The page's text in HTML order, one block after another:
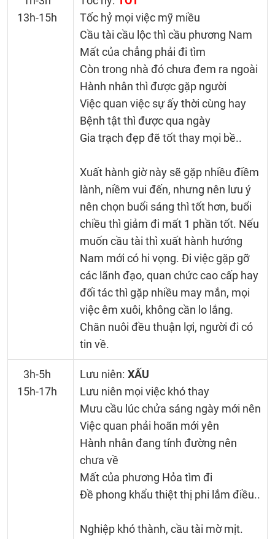
13h-15h
Tốc hỷ mọi việc mỹ miều
Cầu tài cầu lộc thì cầu phương Nam
Mất của chẳng phải đi tìm
Còn trong nhà đó chưa đem ra ngoài
Hành nhân thì được gặp người
Việc quan việc sự ấy thời cùng hay
Bệnh tật thì được qua ngày
Gia trạch đẹp đẽ tốt thay mọi bề..
Xuất hành giờ này sẽ gặp nhiều điềm
lành, niềm vui đến, nhưng nên lưu ý
nên chọn buổi sáng thì tốt hơn, buổi
chiều thì giảm đi mất 1 phần tốt. Nếu
muốn cầu tài thì xuất hành hướng
Nam mới có hi vọng. Đi việc gặp gỡ
các lãnh đạo, quan chức cao cấp hay
đối tác thì gặp nhiều may mắn, mọi
việc êm xuôi, không cần lo lắng.
Chăn nuôi đều thuận lợi, người đi có
tin về.
3h-5h
15h-17h
Lưu niên: XẤU
Lưu niên mọi việc khó thay
Mưu cầu lúc chửa sáng ngày mới nên
Việc quan phải hoãn mới yên
Hành nhân đang tính đường nên
chưa về
Mất của phương Hỏa tìm đi
Đề phong khẩu thiệt thị phi lắm điều..
Nghiệp khó thành, cầu tài mờ mịt.